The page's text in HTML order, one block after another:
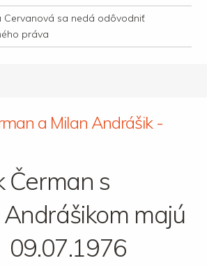
Cervanová sa nedá odôvodniť
práva
a Milan Andrášik -
Čerman s
majú
09.07.1976